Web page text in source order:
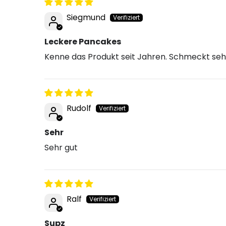
Siegmund
Leckere Pancakes
Kenne das Produkt seit Jahren. Schmeckt
Rudolf
Sehr
Sehr gut
Ralf
Supz